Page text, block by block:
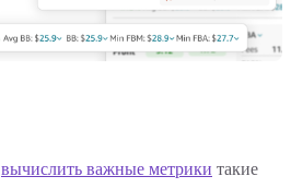
вычислить важные метрики такие